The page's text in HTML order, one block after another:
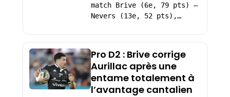
match Brive (6e, 79 pts) –
Nevers (13e, 52 pts),…
Pro D2 : Brive corrige
Aurillac après une
entame totalement à
l’avantage cantalien